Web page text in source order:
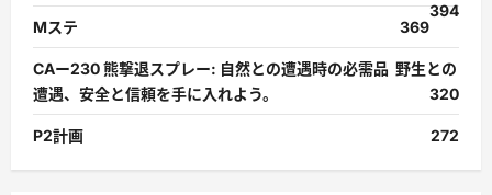
394
Mステ
369
CAー230 熊撃退スプレー: 自然との遭遇時の必需品 野生との
遭遇、安全と信頼を手に入れよう。
320
P2計画 272